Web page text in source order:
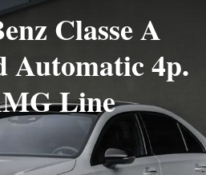
Classe A
Automatic 4p.
Line